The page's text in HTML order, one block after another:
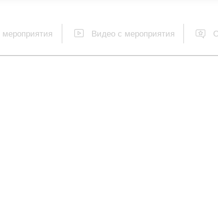
Видео с мероприятия